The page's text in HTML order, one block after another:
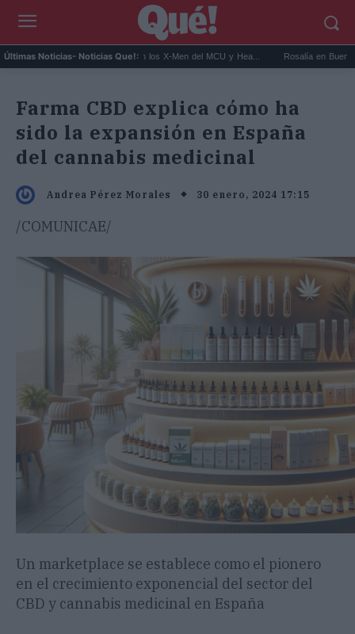
Últimas Noticias- Noticias Que!:
Kit Connor será Cíclope en los X-Men del MCU y Hea... Rosalía en Buenos Aires:
Farma CBD explica cómo ha
sido la expansión en España
del cannabis medicinal
Andrea Pérez Morales 30 enero, 2024 17:15
/COMUNICAE/
Un marketplace se establece como el pionero
en el crecimiento exponencial del sector del
CBD y cannabis medicinal en España